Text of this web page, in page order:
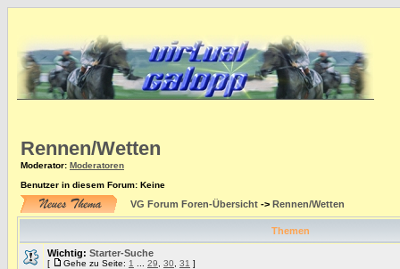
Rennen/Wetten
Moderator: Moderatoren
Benutzer in diesem Forum: Keine
VG Forum Foren-Übersicht -> Rennen/Wetten
Themen
Wichtig: Starter-Suche
[ Gehe zu Seite: 1 29 30 31 ]